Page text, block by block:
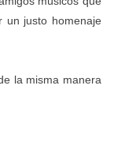
un justo homenaje
la misma manera